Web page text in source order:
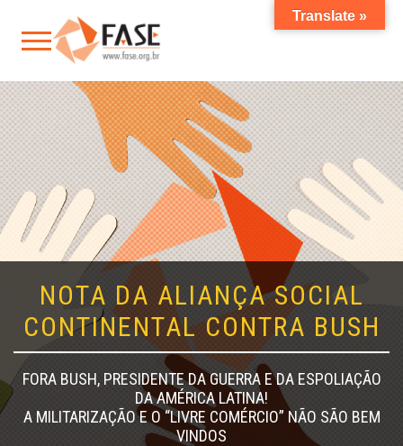
NOTA DA ALIANÇA SOCIAL
CONTINENTAL CONTRA BUSH
FORA BUSH, PRESIDENTE DA GUERRA E DA ESPOLIAÇÃO
DA AMÉRICA LATINA!
A MILITARIZAÇÃO E O “LIVRE COMÉRCIO” NÃO SÃO BEM
VINDOS
Translate »